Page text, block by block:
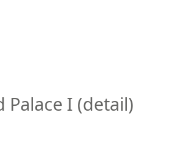
Palace I (detail)